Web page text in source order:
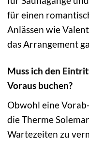
für einen
Anlässen wie
das Arrangement
Muss ich den
Voraus buchen?
Obwohl eine
die Therme
Wartezeiten zu